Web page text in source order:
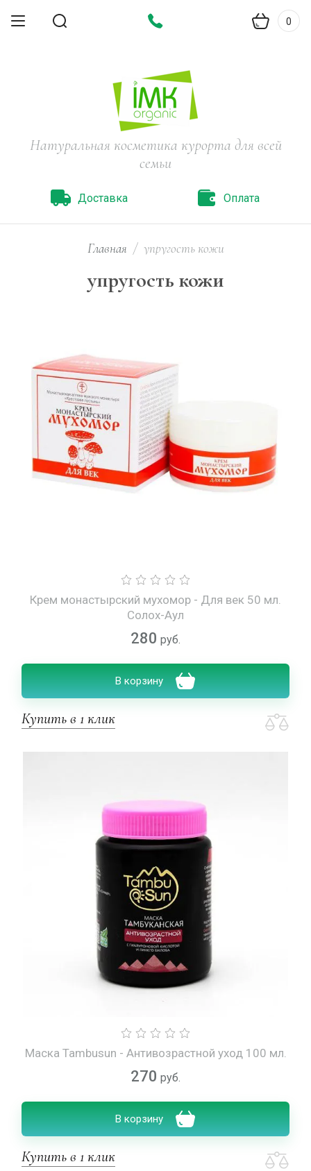
0
Натуральная косметика курорта для всей
семьи
Доставка Оплата
Главная / упругость кожи
упругость кожи
Крем монастырский мухомор - Для век 50 мл.
Солох-Аул
280 руб.
В корзину
Купить в 1 клик
Маска Tambusun - Антивозрастной уход 100 мл.
270 руб.
В корзину
Купить в 1 клик